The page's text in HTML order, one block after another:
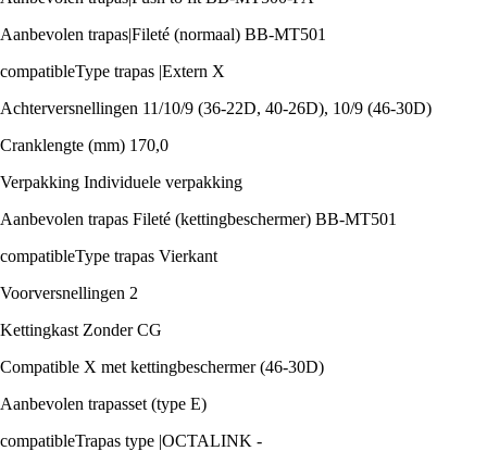
Aanbevolen trapas|Fileté (normaal) BB-MT501
compatibleType trapas |Extern X
Achterversnellingen 11/10/9 (36-22D, 40-26D), 10/9 (46-30D)
Cranklengte (mm) 170,0
Verpakking Individuele verpakking
Aanbevolen trapas Fileté (kettingbeschermer) BB-MT501
compatibleType trapas Vierkant
Voorversnellingen 2
Kettingkast Zonder CG
Compatible X met kettingbeschermer (46-30D)
Aanbevolen trapasset (type E)
compatibleTrapas type |OCTALINK -